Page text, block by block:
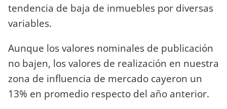
tendencia de baja de inmuebles por diversas
variables.
Aunque los valores nominales de publicación
no bajen, los valores de realización en nuestra
zona de influencia de mercado cayeron un
13% en promedio respecto del año anterior.